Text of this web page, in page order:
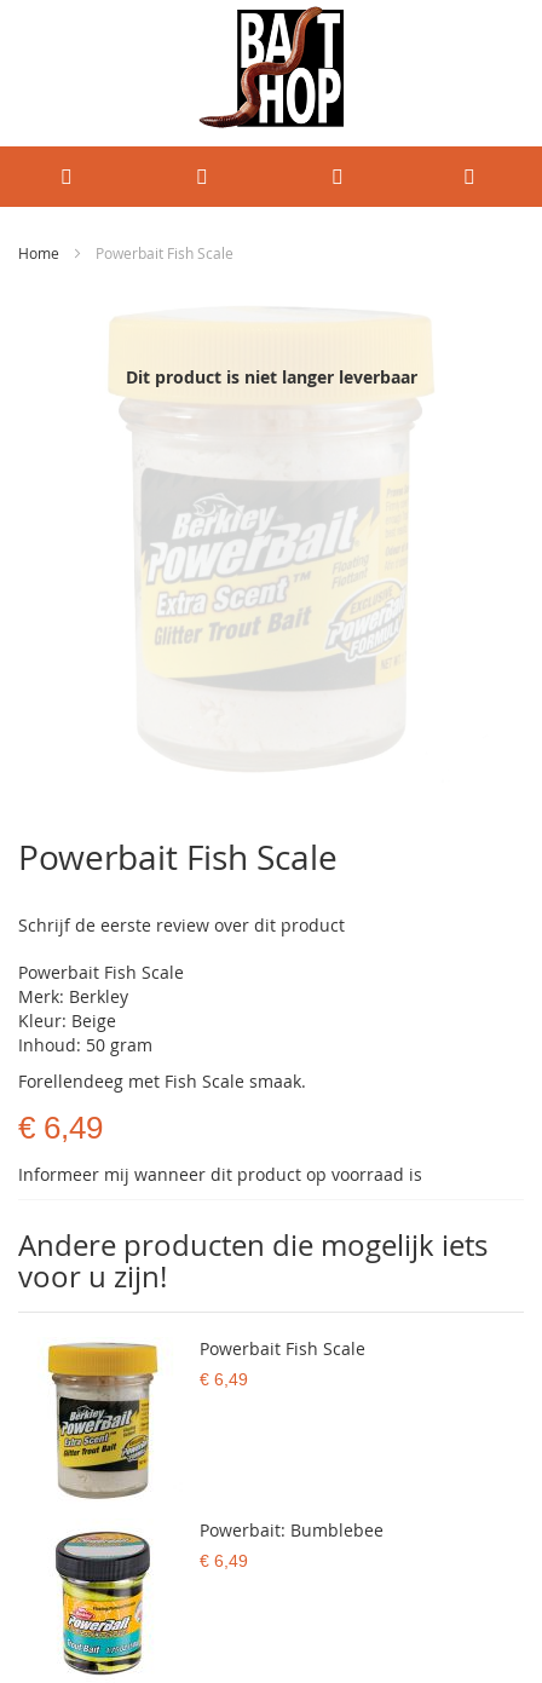
Home Powerbait Fish Scale
Dit product is niet langer leverbaar
het
begin
de
gallerij
Powerbait Fish Scale
Schrijf de eerste review over dit product
Powerbait Fish Scale
Merk: Berkley
Kleur: Beige
Inhoud: 50 gram
Forellendeeg met Fish Scale smaak.
€ 6,49
Informeer mij wanneer dit product op voorraad is
Andere producten die mogelijk iets
voor u zijn!
Powerbait Fish Scale
€ 6,49
Powerbait: Bumblebee
€ 6,49